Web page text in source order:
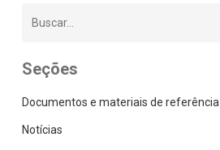
Seções
Documentos e materiais de referência
Notícias